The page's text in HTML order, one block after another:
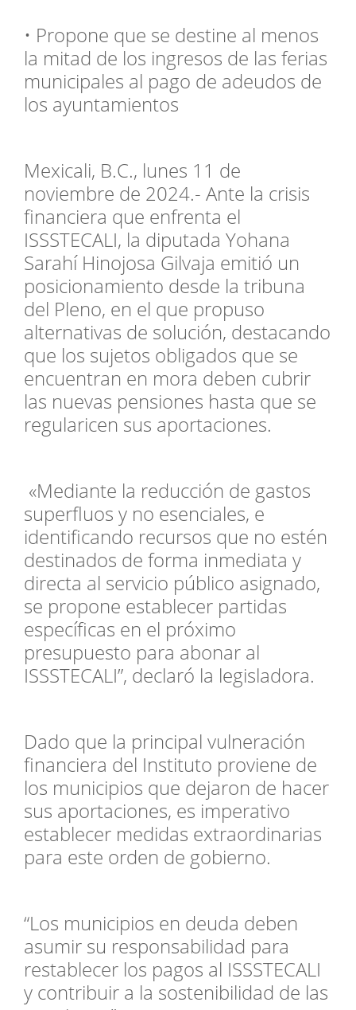
• Propone que se destine al menos
la mitad de los ingresos de las ferias
municipales al pago de adeudos de
los ayuntamientos
Mexicali, B.C., lunes 11 de
noviembre de 2024.- Ante la crisis
financiera que enfrenta el
ISSSTECALI, la diputada Yohana
Sarahí Hinojosa Gilvaja emitió un
posicionamiento desde la tribuna
del Pleno, en el que propuso
alternativas de solución, destacando
que los sujetos obligados que se
encuentran en mora deben cubrir
las nuevas pensiones hasta que se
regularicen sus aportaciones.
«Mediante la reducción de gastos
superfluos y no esenciales, e
identificando recursos que no estén
destinados de forma inmediata y
directa al servicio público asignado,
se propone establecer partidas
específicas en el próximo
presupuesto para abonar al
ISSSTECALI”, declaró la legisladora.
Dado que la principal vulneración
financiera del Instituto proviene de
los municipios que dejaron de hacer
sus aportaciones, es imperativo
establecer medidas extraordinarias
para este orden de gobierno.
“Los municipios en deuda deben
asumir su responsabilidad para
restablecer los pagos al ISSSTECALI
y contribuir a la sostenibilidad de las